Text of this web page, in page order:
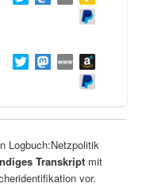
Logbuch:Netzpolitik
Transkriptmit
vor.